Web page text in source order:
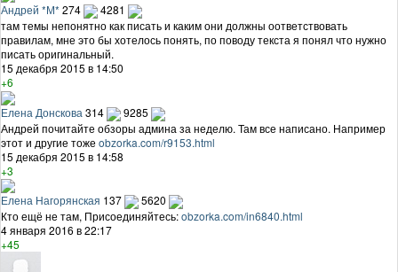
Андрей *М* 274
4281
там темы непонятно как писать и каким они должны оответствовать
правилам, мне это бы хотелось понять, по поводу текста я понял что нужно
писать оригинальный.
15 декабря 2015 в 14:50
+6
Елена Донскова 314
9285
Андрей почитайте обзоры админа за неделю. Там все написано. Например
этот и другие тоже obzorka.com/r9153.html
15 декабря 2015 в 14:58
+3
Елена Нагорянская 137
5620
Кто ещё не там, Присоединяйтесь:obzorka.com/in6840.html
4 января 2016 в 22:17
+45